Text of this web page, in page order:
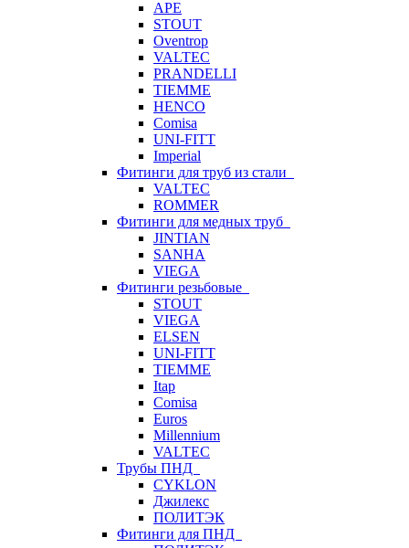
APE
STOUT
Oventrop
VALTEC
PRANDELLI
TIEMME
HENCO
Comisa
UNI-FITT
Imperial
Фитинги для труб из стали
VALTEC
ROMMER
Фитинги для медных труб
JINTIAN
SANHA
VIEGA
Фитинги резьбовые
STOUT
VIEGA
ELSEN
UNI-FITT
TIEMME
Itap
Comisa
Euros
Millennium
VALTEC
Трубы ПНД
CYKLON
Джилекс
ПОЛИТЭК
Фитинги для ПНД